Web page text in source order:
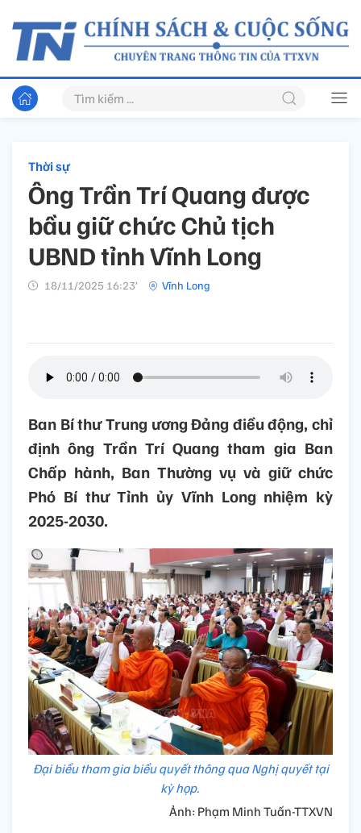
Thời sự
Ông Trần Trí Quang được
bầu giữ chức Chủ tịch
UBND tỉnh Vĩnh Long
18/11/2025 16:23’ Vĩnh Long
Ban Bí thư Trung ương Đảng điều động, chỉ
định ông Trần Trí Quang tham gia Ban
Chấp hành, Ban Thường vụ và giữ chức
Phó Bí thư Tỉnh ủy Vĩnh Long nhiệm kỳ
2025-2030.
Đại biểu tham gia biểu quyết thông qua Nghị quyết tại
kỳ họp.
Ảnh: Phạm Minh Tuấn-TTXVN